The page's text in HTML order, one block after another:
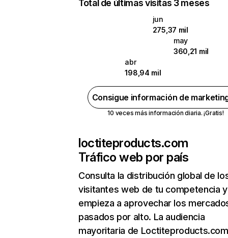
Total de últimas visitas 3 meses
jun
275,37 mil
may
360,21 mil
abr
198,94 mil
Consigue información de
10 veces más información diaria. ¡Gratis!
loctiteproducts.com
Tráfico web por país
Consulta la distribución global de
visitantes web de tu competencia y
empieza a aprovechar los
pasados por alto. La audiencia
mayoritaria de